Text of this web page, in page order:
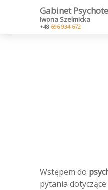
Wstępem do
pytania
Gabinet
Iwona Szelmicka
+48 696 934 672